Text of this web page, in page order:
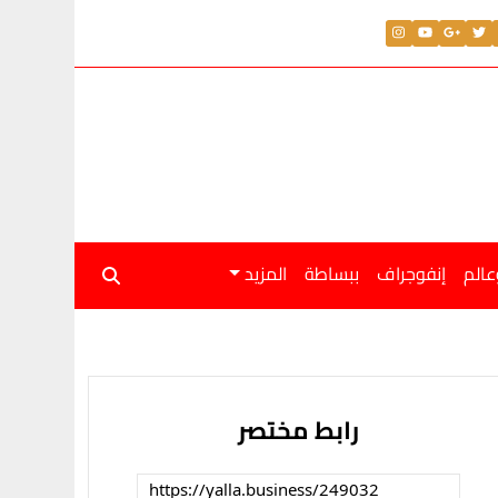
إنفوجراف ببساطة المزيد
رابط مختصر